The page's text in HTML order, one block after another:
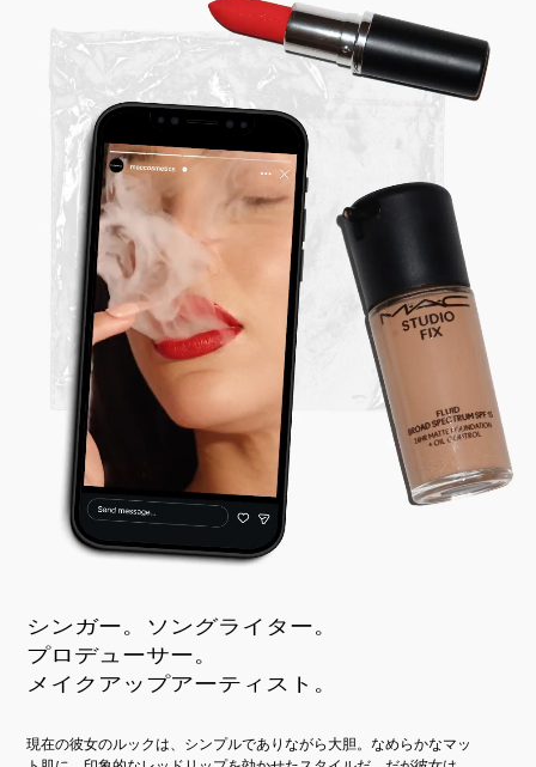
シンガー。ソングライター。
プロデューサー。
メイクアップアーティスト。
現在の彼女のルックは、シンプルでありながら大胆。なめらかなマッ